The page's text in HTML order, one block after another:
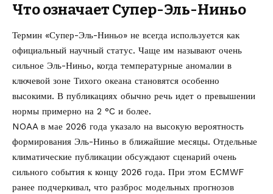
Что означает Супер-Эль-Ниньо
Термин «Супер-Эль-Ниньо» не всегда используется как
официальный научный статус. Чаще им называют очень
сильное Эль-Ниньо, когда температурные аномалии в
ключевой зоне Тихого океана становятся особенно
высокими. В публикациях обычно речь идет о превышении
нормы примерно на 2 °C и более.
NOAA в мае 2026 года указало на высокую вероятность
формирования Эль-Ниньо в ближайшие месяцы. Отдельные
климатические публикации обсуждают сценарий очень
сильного события к концу 2026 года. При этом ECMWF
ранее подчеркивал, что разброс модельных прогнозов